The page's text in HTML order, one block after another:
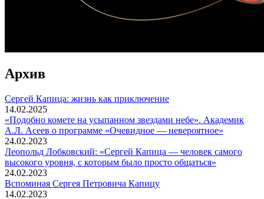
Архив
Сергей Капица: жизнь как приключение
14.02.2025
«Подобно комете на усыпанном звездами небе». Академик
А.Л. Асеев о программе «Очевидное — невероятное»
24.02.2023
Леопольд Лобковский: «Сергей Капица — человек самого
высокого уровня, с которым было просто общаться»
24.02.2023
Вспоминaя Сергея Петровича Капицу
14.02.2023